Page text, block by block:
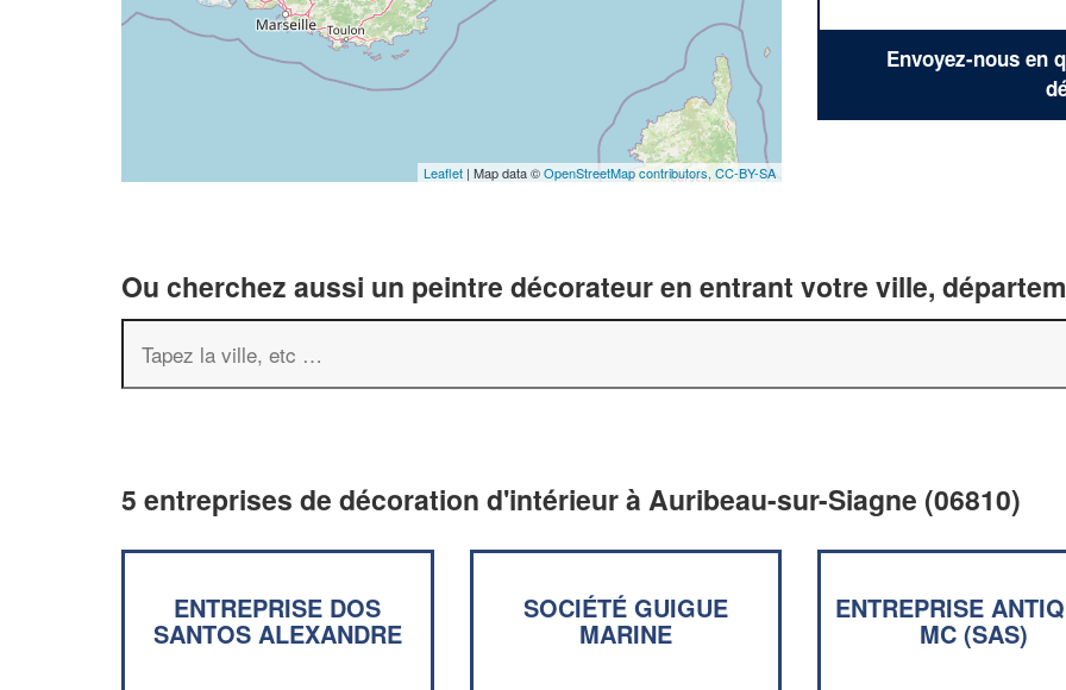
Leaflet | Map data ©OpenStreetMap contributors, CC-BY-SA
Envoyez-nous en
Ou cherchez aussi un peintre décorateur en entrant votre ville,
5 entreprises de décoration d'intérieur à Auribeau-sur-Siagne (06810)
ENTREPRISE DOS
SANTOS ALEXANDRE
SOCIÉTÉ GUIGUE
MARINE
ENTREPRISE
MC (SAS)